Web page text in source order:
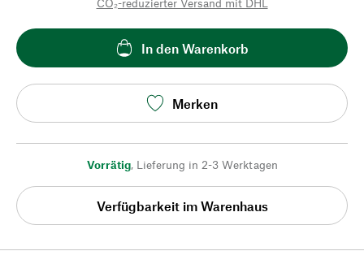
CO₂-reduzierter Versand mit DHL
In den Warenkorb
Merken
Vorrätig, Lieferung in 2-3 Werktagen
Verfügbarkeit im Warenhaus